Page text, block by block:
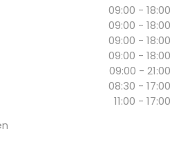
09:00 - 18:00
09:00 - 18:00
09:00 - 18:00
09:00 - 18:00
09:00 - 21:00
08:30 - 17:00
11:00 - 17:00